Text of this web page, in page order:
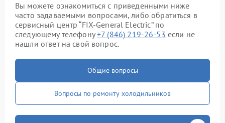
Вы можете ознакомиться с приведенными ниже
часто задаваемыми вопросами, либо обратиться в
сервисный центр “FIX-General Electric” по
следующему телефону+7 (846) 219-26-53 если не
нашли ответ на свой вопрос.
Общие вопросы
Вопросы по ремонту холодильников